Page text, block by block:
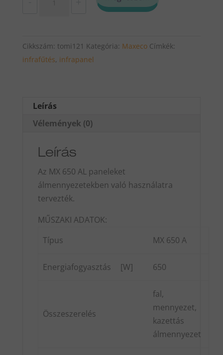
AL
mennyiség
Cikkszám: tomi121 Kategória: Maxeco Címkék:
infrafűtés, infrapanel
Leírás
Vélemények (0)
Leírás
Az MX 650 AL paneleket
álmennyezetekben való használatra
tervezték.
MŰSZAKI ADATOK:
Típus
MX 650 A
Energiafogyasztás [W] 650
Összeszerelés
fal,
mennyezet,
kazettás
álmennyezet